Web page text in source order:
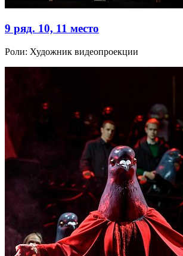
9 ряд. 10, 11 место
Роли: Художник видеопроекции